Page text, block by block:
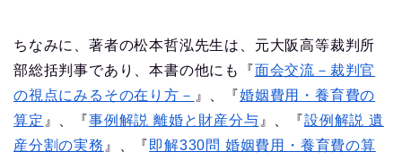
ちなみに、著者の松本哲泓先生は、元大阪高等裁判所
部総括判事であり、本書の他にも『面会交流－裁判官
の視点にみるその在り方－ 』、『婚姻費用・養育費の
算定 』、『事例解説 離婚と財産分与 』、『設例解説 遺
産分割の実務 』、『 即解330問 婚姻費用・養育費の算